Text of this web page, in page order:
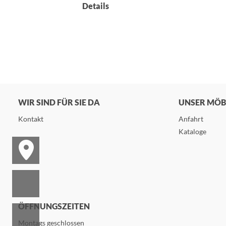
Details
WIR SIND FÜR SIE DA
Kontakt
UNSER
Anfahrt
Kataloge
ÖFFNUNGSZEITEN
Montags geschlossen